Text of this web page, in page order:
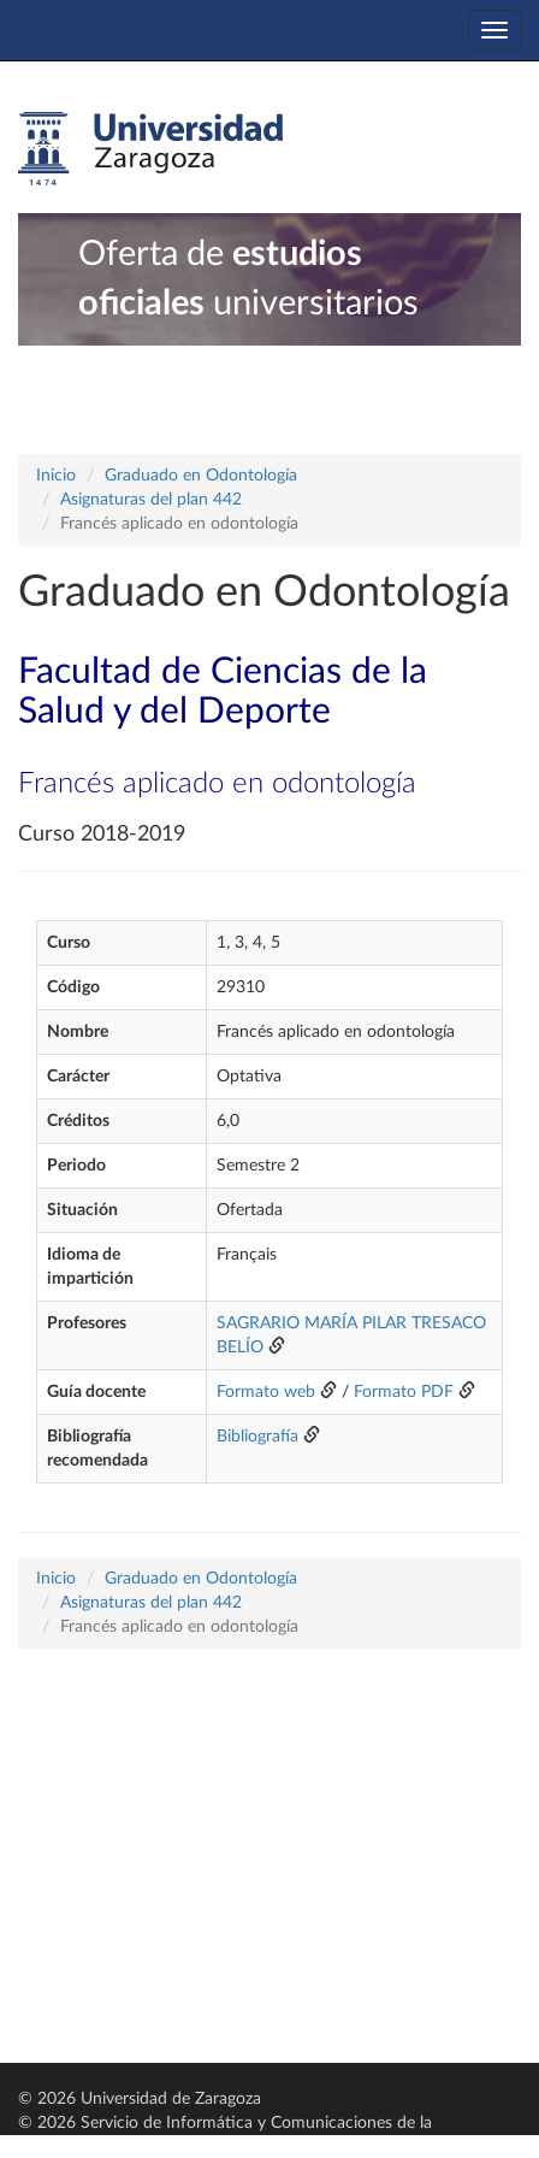
Oferta de estudios
oficiales universitarios
Inicio
Graduado en Odontología
Asignaturas del plan 442
Francés aplicado en odontología
Graduado en Odontología
Facultad de Ciencias de la
Salud y del Deporte
Francés aplicado en odontología
Curso 2018-2019
Curso 1, 3, 4, 5
Código 29310
Nombre Francés aplicado en odontología
Carácter Optativa
Créditos 6,0
Periodo Semestre 2
Situación Ofertada
Idioma de
impartición
Français
Profesores
SAGRARIO MARÍA PILAR TRESACO
BELÍO
Guía docente Formato web / Formato PDF
Bibliografía
recomendada
Bibliografía
Inicio
Graduado en Odontología
Asignaturas del plan 442
Francés aplicado en odontología
© 2026 Universidad de Zaragoza
© 2026 Servicio de Informática y Comunicaciones de la